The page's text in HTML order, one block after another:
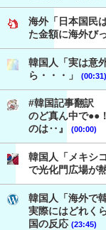
海外「日本国民
た金額に海外び
韓国人「実は意
ら・・・」
(00:31)
#韓国記事翻訳
のど真ん中で●●
のは‥』
(00:00)
韓国人「メキシ
で光化門広場が
韓国人「海外で
実際にはどれく
国の反応 (23:45)